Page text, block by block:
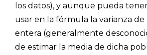
los datos), y aunque pueda
usar en la fórmula la varianza
entera (generalmente
de estimar la media de dicha